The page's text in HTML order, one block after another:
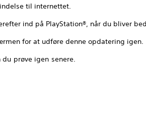
til internettet.
ind på PlayStation®, når du bliver
for at udføre denne opdatering igen.
prøve igen senere.